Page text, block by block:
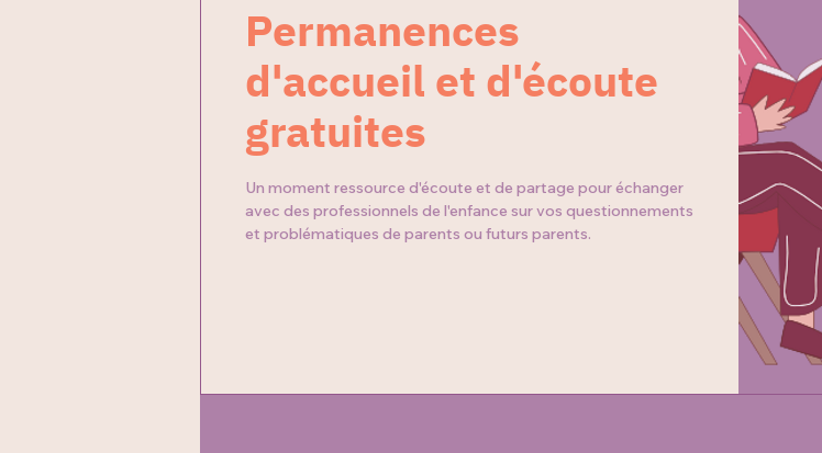
Permanences
d'accueil et d'écoute
gratuites
Un moment ressource d'écoute et de partage pour échanger
avec des professionnels de l'enfance sur vos questionnements
et problématiques de parents ou futurs parents.